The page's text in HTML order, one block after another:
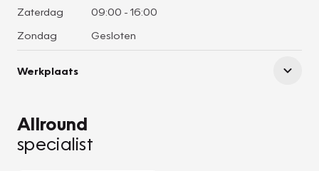
Zaterdag
09:00 - 16:00
Zondag
Gesloten
Werkplaats
Allround
specialist